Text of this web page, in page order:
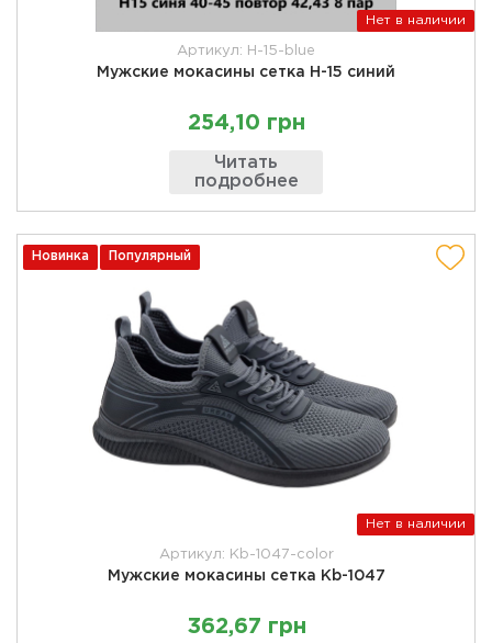
Нет в наличии
Артикул: H-15-blue
Мужские мокасины сетка Н-15 синий
254,10 грн
Читать
подробнее
Новинка Популярный
Нет в наличии
Артикул: Kb-1047-color
Мужские мокасины сетка Kb-1047
362,67 грн